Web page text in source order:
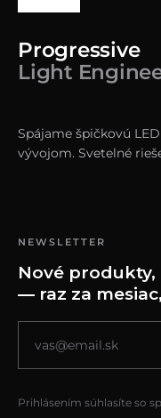
Progressive
Light
Spájame špičkovú
vývojom. Svetelné
NEWSLETTER
Nové
— raz za
Prihlásením súhlasíte so